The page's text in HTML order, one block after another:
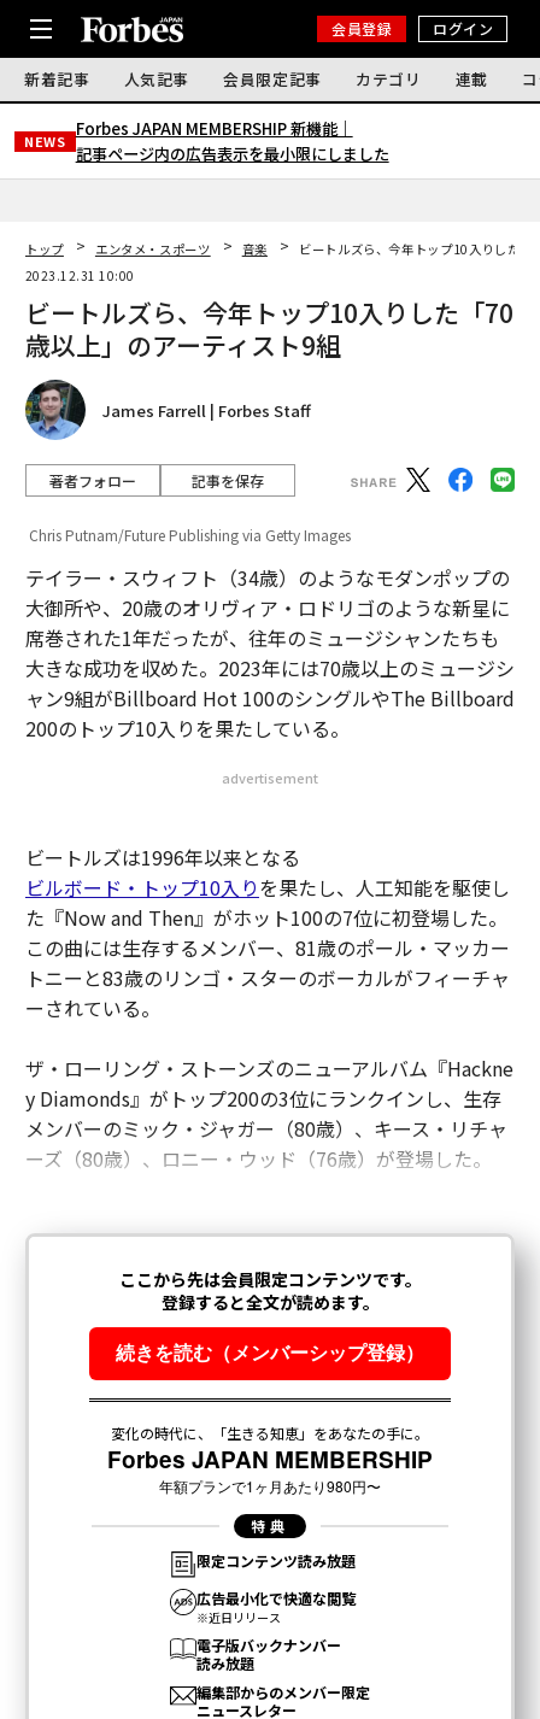
会員登録 ログイン
新着記事 人気記事 会員限定記事 カテゴリ 連載
NEWS
Forbes JAPAN MEMBERSHIP 新機能｜
記事ページ内の広告表示を最小限にしました
トップ エンタメ・スポーツ 音楽
ビートルズら、今年トップ10入りした「
2023.12.31 10:00
ビートルズら、今年トップ10入りした「70
歳以上」のアーティスト9組
James Farrell | Forbes Staff
著者フォロー 記事を保存
Chris Putnam/Future Publishing via Getty Images
テイラー・スウィフト（34歳）のようなモダンポップの
大御所や、20歳のオリヴィア・ロドリゴのような新星に
席巻された1年だったが、往年のミュージシャンたちも
大きな成功を収めた。2023年には70歳以上のミュージシ
ャン9組がBillboard Hot 100のシングルやThe Billboard
200のトップ10入りを果たしている。
advertisement
ビートルズは1996年以来となる
ビルボード・トップ10入りを果たし、人工知能を駆使し
た『Now and Then』がホット100の7位に初登場した。
この曲には生存するメンバー、81歳のポール・マッカー
トニーと83歳のリンゴ・スターのボーカルがフィーチャ
ーされている。
ザ・ローリング・ストーンズのニューアルバム『Hackne
y Diamonds』がトップ200の3位にランクインし、生存
メンバーのミック・ジャガー（80歳）、キース・リチャ
ーズ（80歳）、ロニー・ウッド（76歳）が登場した。